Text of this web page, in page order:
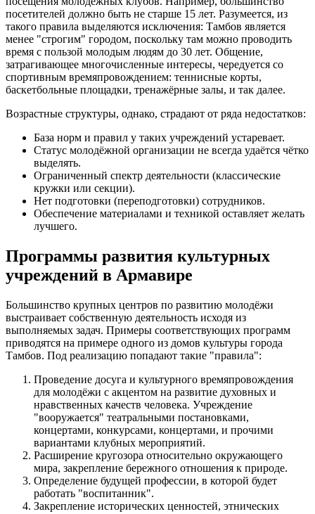
посетителей должно быть не старше 15 лет. Разумеется, из
такого правила выделяются исключения: Тамбов является
менее "строгим" городом, поскольку там можно проводить
время с пользой молодым людям до 30 лет. Общение,
затрагивающее многочисленные интересы, чередуется со
спортивным времяпровождением: теннисные корты,
баскетбольные площадки, тренажёрные залы, и так далее.
Возрастные структуры, однако, страдают от ряда недостатков:
База норм и правил у таких учреждений устаревает.
Статус молодёжной организации не всегда удаётся чётко
выделять.
Ограниченный спектр деятельности (классические
кружки или секции).
Нет подготовки (переподготовки) сотрудников.
Обеспечение материалами и техникой оставляет желать
лучшего.
Программы развития культурных
учреждений в Армавире
Большинство крупных центров по развитию молодёжи
выстраивает собственную деятельность исходя из
выполняемых задач. Примеры соответствующих программ
приводятся на примере одного из домов культуры города
Тамбов. Под реализацию попадают такие "правила":
Проведение досуга и культурного времяпровождения
для молодёжи с акцентом на развитие духовных и
нравственных качеств человека. Учреждение
"вооружается" театральными постановками,
концертами, конкурсами, концертами, и прочими
вариантами клубных мероприятий.
Расширение кругозора относительно окружающего
мира, закрепление бережного отношения к природе.
Определение будущей профессии, в которой будет
работать "воспитанник".
Закрепление исторических ценностей, этнических